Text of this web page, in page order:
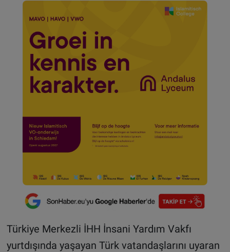
Türkiye Merkezli İHH İnsani Yardım Vakfı
yurtdışında yaşayan Türk vatandaşlarını uyaran